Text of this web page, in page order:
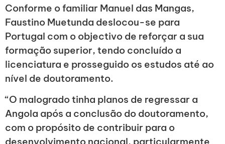
Conforme o familiar Manuel das Mangas,
Faustino Muetunda deslocou-se para
Portugal com o objectivo de reforçar a sua
formação superior, tendo concluído a
licenciatura e prosseguido os estudos até ao
nível de doutoramento.
“O malogrado tinha planos de regressar a
Angola após a conclusão do doutoramento,
com o propósito de contribuir para o